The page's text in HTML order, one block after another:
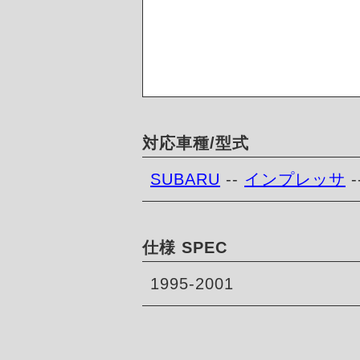
対応車種/型式
SUBARU -- インプレッサ
仕様 SPEC
1995-2001